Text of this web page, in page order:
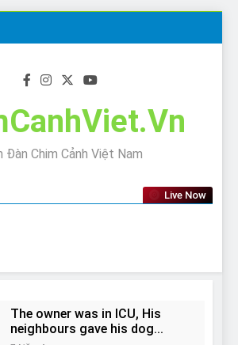
Đàn Chim Cảnh Việt Nam
Live Now
The owner was in ICU, His
neighbours gave his dog